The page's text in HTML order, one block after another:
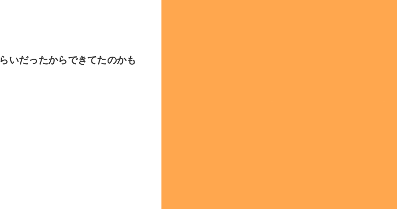
いだったからできてたのかも